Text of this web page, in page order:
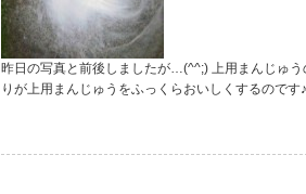
昨日の写真と前後しましたが…(^^;) 上用まんじゅ
りが上用まんじゅうをふっくらおいしくするのです♪